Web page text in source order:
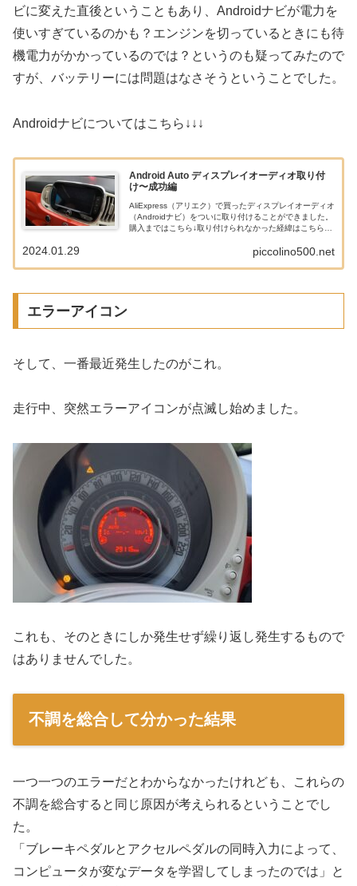
ビに変えた直後ということもあり、Androidナビが電力を
使いすぎているのかも？エンジンを切っているときにも待
機電力がかかっているのでは？というのも疑ってみたので
すが、バッテリーには問題はなさそうということでした。
Androidナビについてはこちら↓↓↓
Android Auto ディスプレイオーディオ取り付
け〜成功編
AliExpress（アリエク）で買ったディスプレイオーディオ
（Androidナビ）をついに取り付けることができました。
購入まではこちら↓取り付けられなかった経緯はこちら↓
piccolino500.net
2024.01.29
エラーアイコン
そして、一番最近発生したのがこれ。
走行中、突然エラーアイコンが点滅し始めました。
これも、そのときにしか発生せず繰り返し発生するもので
はありませんでした。
不調を総合して分かった結果
一つ一つのエラーだとわからなかったけれども、これらの
不調を総合すると同じ原因が考えられるということでし
た。
「ブレーキペダルとアクセルペダルの同時入力によって、
コンピュータが変なデータを学習してしまったのでは」と